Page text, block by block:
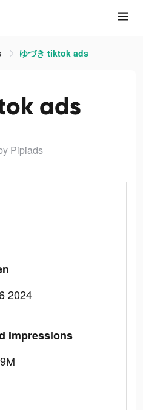
ゆづき tiktok ads
ads
Pipiads
2024
Impressions